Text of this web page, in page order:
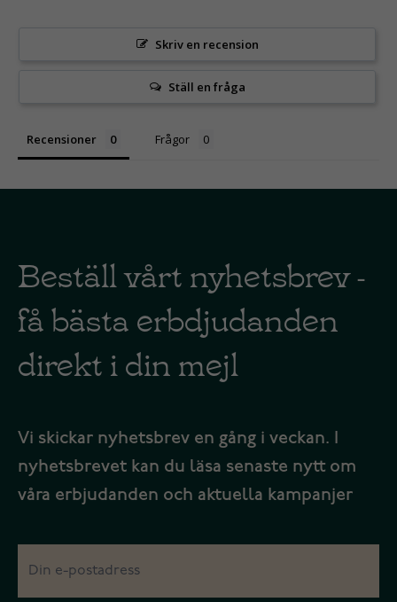
Skriv en recension
Ställ en fråga
Recensioner Frågor
Beställ vårt nyhetsbrev -
få bästa erbdjudanden
direkt i din mejl
Vi skickar nyhetsbrev en gång i veckan. I
nyhetsbrevet kan du läsa senaste nytt om
våra erbjudanden och aktuella kampanjer